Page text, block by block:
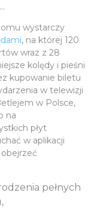
wystarczy
, na której 120
wraz z 28
kolędy i pieśni
kupowanie biletu
w telewizji
w Polsce,
na
płyt
w aplikacji
pełnych